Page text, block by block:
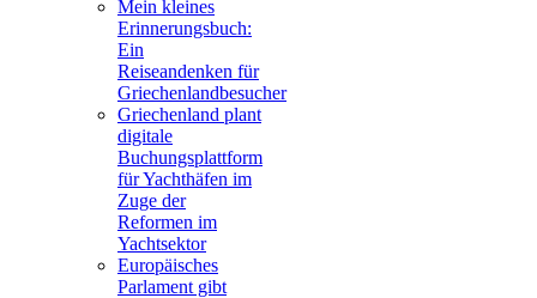
Mein kleines
Erinnerungsbuch:
Ein
Reiseandenken für
Griechenlandbesucher
Griechenland plant
digitale
Buchungsplattform
für Yachthäfen im
Zuge der
Reformen im
Yachtsektor
Europäisches
Parlament gibt